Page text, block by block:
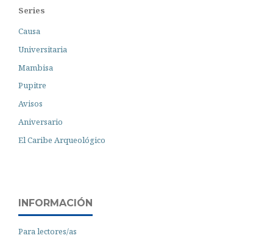
Series
Causa
Universitaria
Mambisa
Pupitre
Avisos
Aniversario
El Caribe Arqueológico
INFORMACIÓN
Para lectores/as